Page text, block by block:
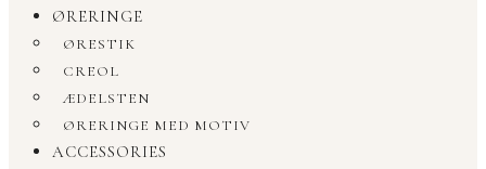
ØRERINGE
ØRESTIK
CREOL
ÆDELSTEN
ØRERINGE MED MOTIV
ACCESSORIES